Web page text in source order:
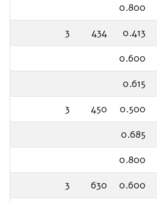
0.800
0.413
434
3
0.600
0.615
0.500
450
3
0.685
0.800
0.600
630
3